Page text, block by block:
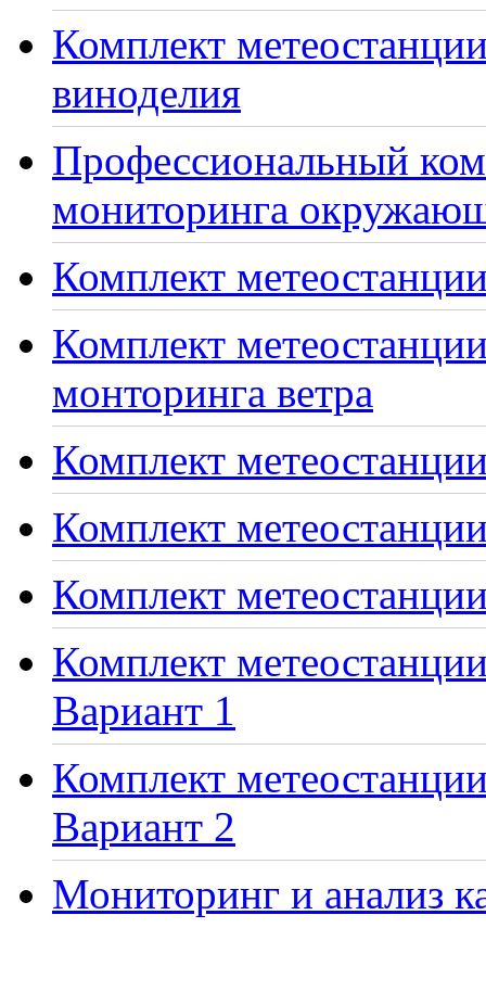
Комплект
виноделия
Профессиональный
мониторинга
Комплект
Комплект
монторинга ветра
Комплект
Комплект
Комплект
Комплект
Вариант 1
Комплект
Вариант 2
Мониторинг и анализ